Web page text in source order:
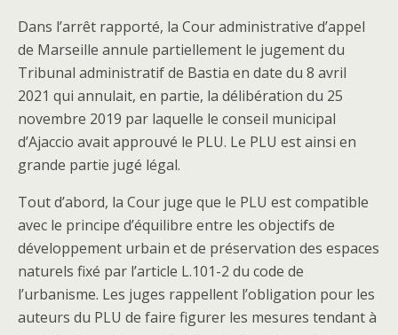
Dans l’arrêt rapporté, la Cour administrative d’appel
de Marseille annule partiellement le jugement du
Tribunal administratif de Bastia en date du 8 avril
2021 qui annulait, en partie, la délibération du 25
novembre 2019 par laquelle le conseil municipal
d’Ajaccio avait approuvé le PLU. Le PLU est ainsi en
grande partie jugé légal.
Tout d’abord, la Cour juge que le PLU est compatible
avec le principe d’équilibre entre les objectifs de
développement urbain et de préservation des espaces
naturels fixé par l’article L.101-2 du code de
l’urbanisme. Les juges rappellent l’obligation pour les
auteurs du PLU de faire figurer les mesures tendant à